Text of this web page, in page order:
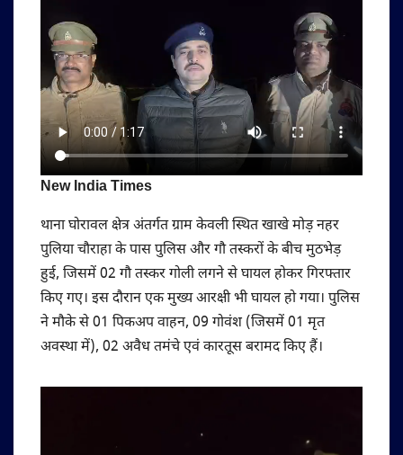
New India Times
थाना घोरावल क्षेत्र अंतर्गत ग्राम केवली स्थित खाखे मोड़ नहर
पुलिया चौराहा के पास पुलिस और गौ तस्करों के बीच मुठभेड़
हुई, जिसमें 02 गौ तस्कर गोली लगने से घायल होकर गिरफ्तार
किए गए। इस दौरान एक मुख्य आरक्षी भी घायल हो गया। पुलिस
ने मौके से 01 पिकअप वाहन, 09 गोवंश (जिसमें 01 मृत
अवस्था में), 02 अवैध तमंचे एवं कारतूस बरामद किए हैं।